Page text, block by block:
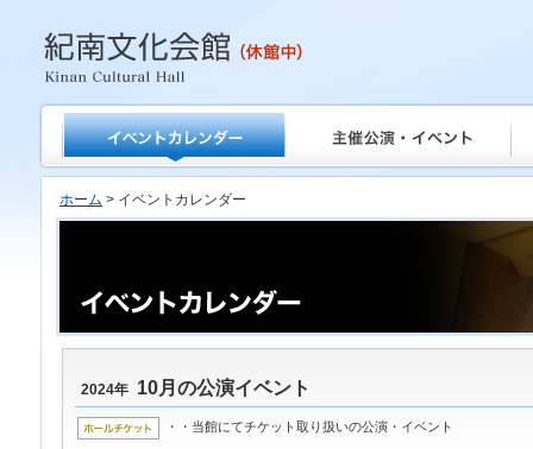
紀南文化会館
ホーム > イベントカレンダー
2024年 10月の公演イベント
・・当館にてチケット取り扱いの公演・イベント